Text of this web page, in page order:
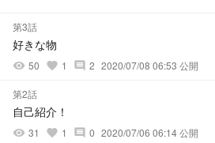
第3話
好きな物
visibility 50 favorite 1 comment 2 2020/07/08 06:53 公開
第2話
自己紹介！
visibility 31 favorite 1 comment 0 2020/07/06 06:14 公開